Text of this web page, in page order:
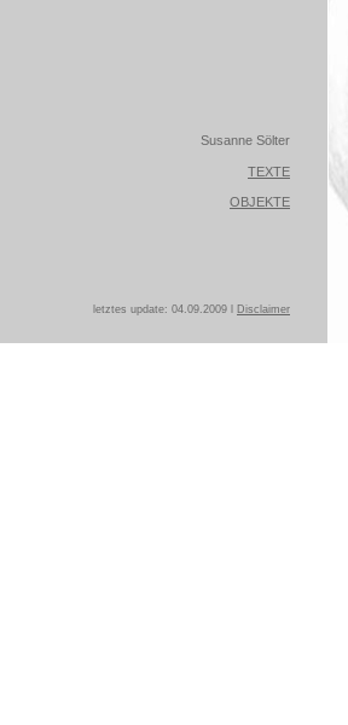
Susanne Sölter
TEXTE
OBJEKTE
letztes update: 04.09.2009 l Disclaimer